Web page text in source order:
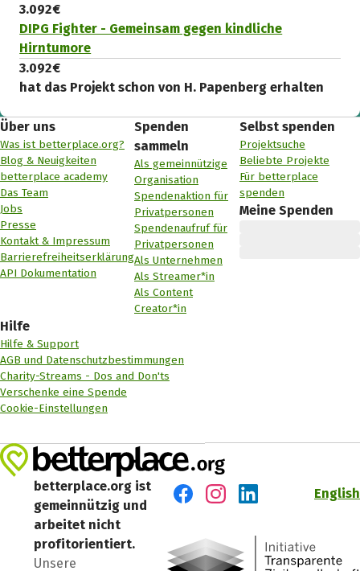
3.092 €
DIPG Fighter - Gemeinsam gegen kindliche
Hirntumore
3.092 €
hat das Projekt schon von H. Papenberg erhalten
Über uns
Was ist betterplace.org?
Blog & Neuigkeiten
betterplace academy
Das Team
Jobs
Presse
Kontakt & Impressum
Barrierefreiheitserklärung
API Dokumentation
Spenden
sammeln
Als gemeinnützige
Organisation
Spendenaktion für
Privatpersonen
Spendenaufruf für
Privatpersonen
Als Unternehmen
Als Streamer*in
Als Content
Creator*in
Selbst spenden
Projektsuche
Beliebte Projekte
Für betterplace
spenden
Meine Spenden
Hilfe
Hilfe & Support
AGB und Datenschutzbestimmungen
Charity-Streams - Dos and Don'ts
Verschenke eine Spende
Cookie-Einstellungen
betterplace.org ist
gemeinnützig und
arbeitet nicht
profitorientiert.
Unsere
English